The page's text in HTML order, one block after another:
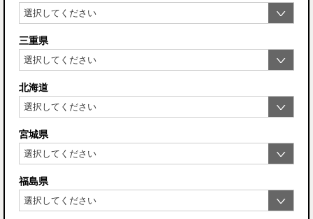
三重県
北海道
宮城県
福島県